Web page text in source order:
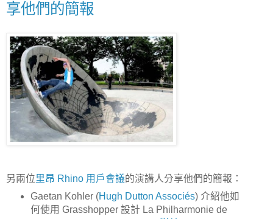
享他們的簡報
另兩位里昂 Rhino 用戶會議的演講人分享他們的簡報：
Gaetan Kohler (Hugh Dutton Associés) 介紹他如
何使用 Grasshopper 設計 La Philharmonie de